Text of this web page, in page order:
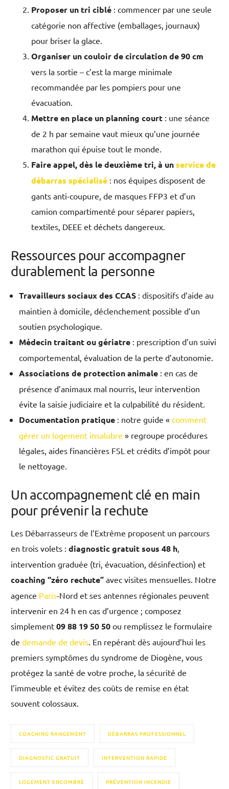
Proposer un tri ciblé : commencer par une seule
catégorie non affective (emballages, journaux)
pour briser la glace.
Organiser un couloir de circulation de 90 cm
vers la sortie – c’est la marge minimale
recommandée par les pompiers pour une
évacuation.
Mettre en place un planning court : une séance
de 2 h par semaine vaut mieux qu’une journée
marathon qui épuise tout le monde.
Faire appel, dès le deuxième tri, à unservice de
débarras spécialisé : nos équipes disposent de
gants anti-coupure, de masques FFP3 et d’un
camion compartimenté pour séparer papiers,
textiles, DEEE et déchets dangereux.
Ressources pour accompagner
durablement la personne
Travailleurs sociaux des CCAS : dispositifs d’aide au
maintien à domicile, déclenchement possible d’un
soutien psychologique.
Médecin traitant ou gériatre : prescription d’un suivi
comportemental, évaluation de la perte d’autonomie.
Associations de protection animale : en cas de
présence d’animaux mal nourris, leur intervention
évite la saisie judiciaire et la culpabilité du résident.
Documentation pratique : notre guide «comment
gérer un logement insalubre » regroupe procédures
légales, aides financières FSL et crédits d’impôt pour
le nettoyage.
Un accompagnement clé en main
pour prévenir la rechute
Les Débarrasseurs de l’Extrême proposent un parcours
en trois volets :diagnostic gratuit sous 48 h,
intervention graduée (tri, évacuation, désinfection) et
coaching “zéro rechute” avec visites mensuelles. Notre
agence Paris-Nord et ses antennes régionales peuvent
intervenir en 24 h en cas d’urgence ; composez
simplement09 88 19 50 50 ou remplissez le formulaire
dedemande de devis. En repérant dès aujourd’hui les
premiers symptômes du syndrome de Diogène, vous
protégez la santé de votre proche, la sécurité de
l’immeuble et évitez des coûts de remise en état
souvent colossaux.
COACHING RANGEMENT DÉBARRAS PROFESSIONNEL
DIAGNOSTIC GRATUIT INTERVENTION RAPIDE
LOGEMENT ENCOMBRÉ PRÉVENTION INCENDIE